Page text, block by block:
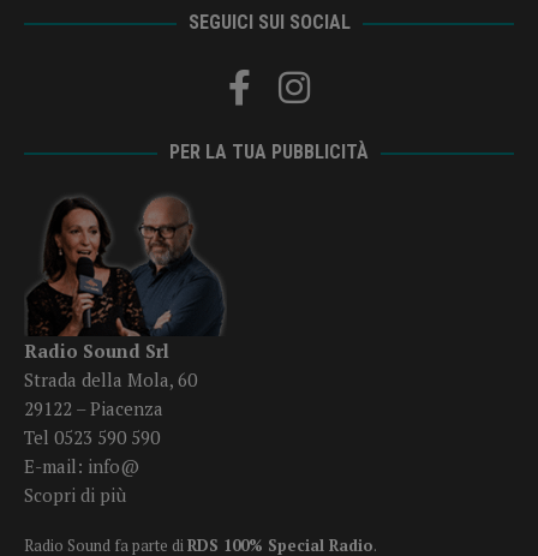
SEGUICI SUI SOCIAL
PER LA TUA PUBBLICITÀ
Radio Sound Srl
Strada della Mola, 60
29122 – Piacenza
Tel 0523 590 590
E-mail: info@
Scopri di più
Radio Sound fa parte diRDS 100% Special Radio.